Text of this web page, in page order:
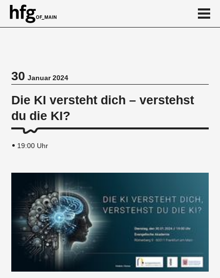
30Januar 2024
Die KI versteht dich – verstehst
du die KI?
19:00 Uhr